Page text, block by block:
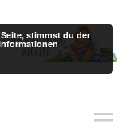
stimmst du der